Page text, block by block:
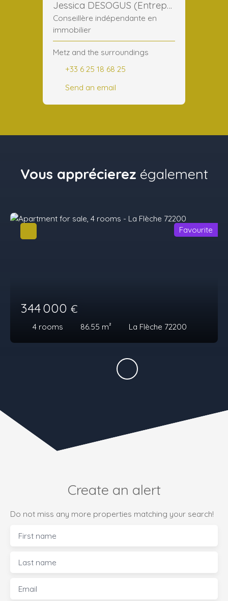
Jessica DESOGUS (Entreprise)
Conseillère indépendante en
immobilier
Metz and the surroundings
+33 6 25 18 68 25
Send an email
Vous apprécierez également
344 000 €
4 rooms 86.55 m² La Flèche 72200
Favourite
Create an alert
Do not miss any more properties matching your search!
First name
Last name
Email